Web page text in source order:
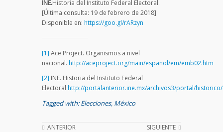
INE.Historia del Instituto Federal Electoral.
[Última consulta: 19 de febrero de 2018]
Disponible en: https://goo.gl/rARzyn
[1] Ace Project. Organismos a nivel
nacional. http://aceproject.org/main/espanol/em/emb02.htm
[2] INE. Historia del Instituto Federal
Electoral http://portalanterior.ine.mx/archivos3/portal/
Tagged with: Elecciones, México
ANTERIOR SIGUIENTE